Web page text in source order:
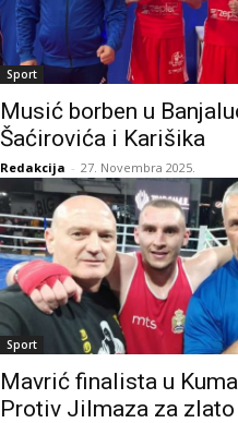
Sport
Musić borben u
Šaćirovića i Karišika
Redakcija - 27. Novembra 2025.
Sport
Mavrić finalista u
Protiv Jilmaza za zlato